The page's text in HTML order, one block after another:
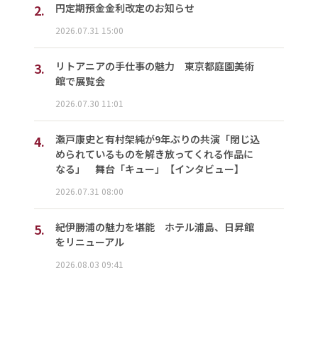
2. 円定期預金金利改定のお知らせ
2026.07.31 15:00
3.
リトアニアの手仕事の魅力 東京都庭園美術
館で展覧会
2026.07.30 11:01
4.
瀬戸康史と有村架純が9年ぶりの共演「閉じ込
められているものを解き放ってくれる作品に
なる」 舞台「キュー」【インタビュー】
2026.07.31 08:00
5.
紀伊勝浦の魅力を堪能 ホテル浦島、日昇館
をリニューアル
2026.08.03 09:41